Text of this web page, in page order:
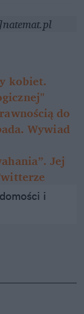
kobiet.
do
Wywiad
Jej
i